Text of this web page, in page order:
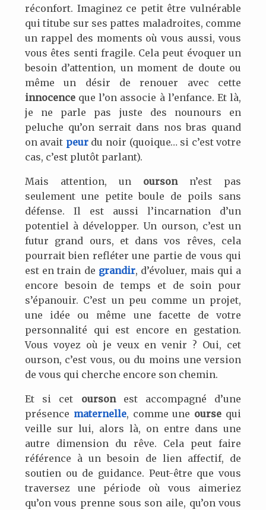
réconfort. Imaginez ce petit être vulnérable
qui titube sur ses pattes maladroites, comme
un rappel des moments où vous aussi, vous
vous êtes senti fragile. Cela peut évoquer un
besoin d’attention, un moment de doute ou
même un désir de renouer avec cette
innocenceque l’on associe à l’enfance. Et là,
je ne parle pas juste des nounours en
peluche qu’on serrait dans nos bras quand
on avait peurdu noir (quoique… si c’est votre
cas, c’est plutôt parlant).
Mais attention, un oursonn’est pas
seulement une petite boule de poils sans
défense. Il est aussi l’incarnation d’un
potentiel à développer. Un ourson, c’est un
futur grand ours, et dans vos rêves, cela
pourrait bien refléter une partie de vous qui
est en train de grandir, d’évoluer, mais qui a
encore besoin de temps et de soin pour
s’épanouir. C’est un peu comme un projet,
une idée ou même une facette de votre
personnalité qui est encore en gestation.
Vous voyez où je veux en venir ? Oui, cet
ourson, c’est vous, ou du moins une version
de vous qui cherche encore son chemin.
Et si cet oursonest accompagné d’une
présence maternelle, comme une ourse qui
veille sur lui, alors là, on entre dans une
autre dimension du rêve. Cela peut faire
référence à un besoin de lien affectif, de
soutien ou de guidance. Peut-être que vous
traversez une période où vous aimeriez
qu’on vous prenne sous son aile, qu’on vous